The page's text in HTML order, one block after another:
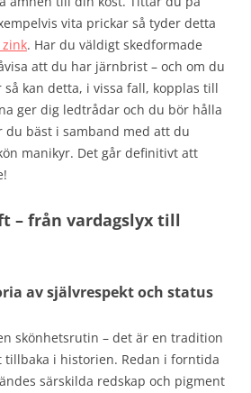
vita prickar så tyder detta
zink. Har du väldigt skedformade
att du har järnbrist – och om du
kan detta, i vissa fall, kopplas till
ger dig ledtrådar och du bör hålla
du bäst i samband med att du
manikyr. Det går definitivt att
– från vardagslyx till
av självrespekt och status
skönhetsrutin – det är en tradition
tillbaka i historien. Redan i forntida
särskilda redskap och pigment